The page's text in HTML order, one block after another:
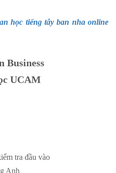
học tiếng tây ban nha online
Business
UCAM
tra đầu vào
Anh